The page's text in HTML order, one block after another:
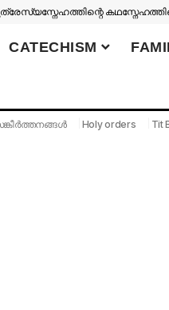
സ്നേഹത്തിന്റെ കഥ
CATECHISM
Holy orders Tit